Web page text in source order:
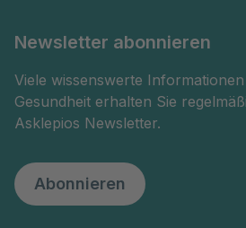
Newsletter abonnieren
Viele wissenswerte
Gesundheit erhalten Sie
Asklepios Newsletter.
Abonnieren